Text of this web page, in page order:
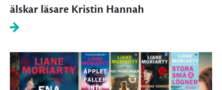
älskar läsare Kristin Hannah